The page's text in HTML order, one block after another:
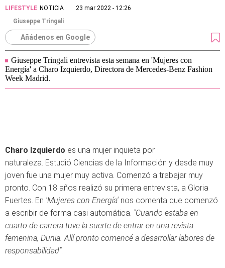
LIFESTYLE NOTICIA
23 mar 2022 - 12:26
Giuseppe Tringali
Añádenos en Google
Giuseppe Tringali entrevista esta semana en 'Mujeres con
Energía' a Charo Izquierdo, Directora de Mercedes-Benz Fashion
Week Madrid.
Charo Izquierdo es una mujer inquieta por
naturaleza. Estudió Ciencias de la Información y desde muy
joven fue una mujer muy activa. Comenzó a trabajar muy
pronto. Con 18 años realizó su primera entrevista, a Gloria
Fuertes. En 'Mujeres con Energía' nos comenta que comenzó
a escribir de forma casi automática. "Cuando estaba en
cuarto de carrera tuve la suerte de entrar en una revista
femenina, Dunia. Allí pronto comencé a desarrollar labores de
responsabilidad".